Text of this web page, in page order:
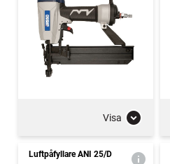
Visa
Luftpåfyllare ANI 25/D